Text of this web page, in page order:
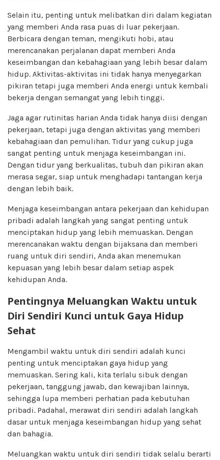
Selain itu, penting untuk melibatkan diri dalam kegiatan
yang memberi Anda rasa puas di luar pekerjaan.
Berbicara dengan teman, mengikuti hobi, atau
merencanakan perjalanan dapat memberi Anda
keseimbangan dan kebahagiaan yang lebih besar dalam
hidup. Aktivitas-aktivitas ini tidak hanya menyegarkan
pikiran tetapi juga memberi Anda energi untuk kembali
bekerja dengan semangat yang lebih tinggi.
Jaga agar rutinitas harian Anda tidak hanya diisi dengan
pekerjaan, tetapi juga dengan aktivitas yang memberi
kebahagiaan dan pemulihan. Tidur yang cukup juga
sangat penting untuk menjaga keseimbangan ini.
Dengan tidur yang berkualitas, tubuh dan pikiran akan
merasa segar, siap untuk menghadapi tantangan kerja
dengan lebih baik.
Menjaga keseimbangan antara pekerjaan dan kehidupan
pribadi adalah langkah yang sangat penting untuk
menciptakan hidup yang lebih memuaskan. Dengan
merencanakan waktu dengan bijaksana dan memberi
ruang untuk diri sendiri, Anda akan menemukan
kepuasan yang lebih besar dalam setiap aspek
kehidupan Anda.
Pentingnya Meluangkan Waktu untuk
Diri Sendiri Kunci untuk Gaya Hidup
Sehat
Mengambil waktu untuk diri sendiri adalah kunci
penting untuk menciptakan gaya hidup yang
memuaskan. Sering kali, kita terlalu sibuk dengan
pekerjaan, tanggung jawab, dan kewajiban lainnya,
sehingga lupa memberi perhatian pada kebutuhan
pribadi. Padahal, merawat diri sendiri adalah langkah
dasar untuk menjaga keseimbangan hidup yang sehat
dan bahagia.
Meluangkan waktu untuk diri sendiri tidak selalu berarti